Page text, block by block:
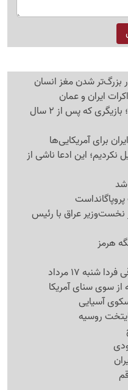
بزرگ‌تر شدن مغز انسان
ایران و عمان
وداع اهالی سینما با مریم همتیان؛ بازیگری که پس از 2 سال
برای آمریکایی‌ها
نکردیم؛ این ادعا ناشی از
شد
نخست‌وزیر عراق با رئیس
هرمز
17 مرداد
از سوی سنای آمریکا
آسیایی
روسیه